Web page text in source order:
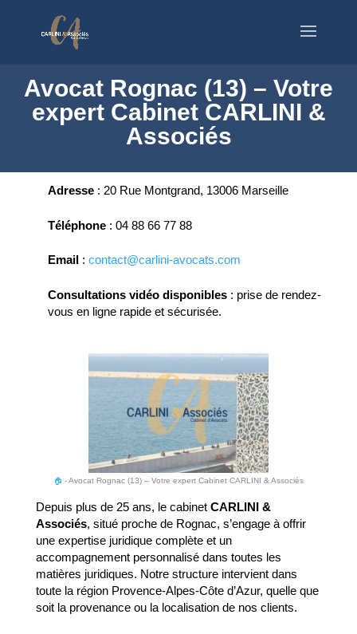
Avocat Rognac (13) – Votre
expert Cabinet CARLINI &
Associés
Adresse: 20 Rue Montgrand, 13006 Marseille
Téléphone: 04 88 66 77 88
Email: contact@carlini-avocats.com
Consultations vidéo disponibles: prise de rendez-
vous en ligne rapide et sécurisée.
🏠 -Avocat Rognac (13) – Votre expert Cabinet CARLINI & Associés
Depuis plus de 25 ans, le cabinet CARLINI &
Associés, situé proche de Rognac, s’engage à offrir
une expertise juridique complète et un
accompagnement personnalisé dans toutes les
matières juridiques. Notre structure intervient dans
toute la région Provence-Alpes-Côte d’Azur, quelle que
soit la provenance ou la localisation de nos clients.